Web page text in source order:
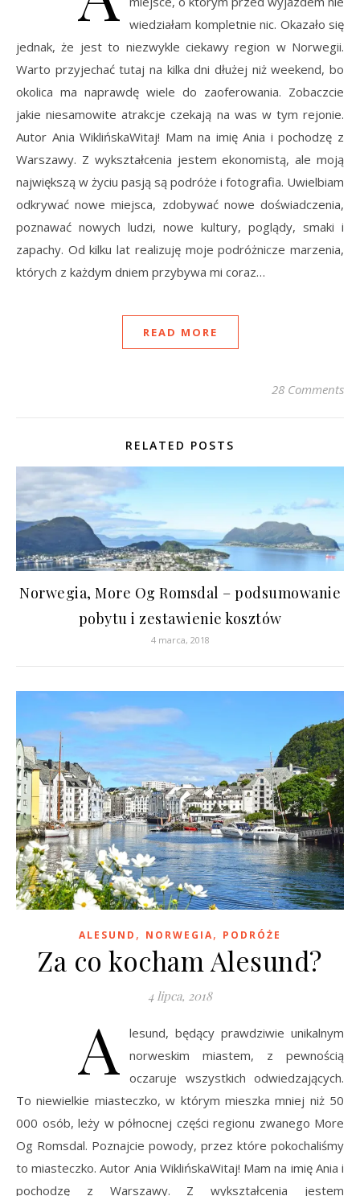
wiedziałam kompletnie nic. Okazało się
jednak, że jest to niezwykle ciekawy region w Norwegii.
Warto przyjechać tutaj na kilka dni dłużej niż weekend, bo
okolica ma naprawdę wiele do zaoferowania. Zobaczcie
jakie niesamowite atrakcje czekają na was w tym rejonie.
Autor Ania WiklińskaWitaj! Mam na imię Ania i pochodzę z
Warszawy. Z wykształcenia jestem ekonomistą, ale moją
największą w życiu pasją są podróże i fotografia. Uwielbiam
odkrywać nowe miejsca, zdobywać nowe doświadczenia,
poznawać nowych ludzi, nowe kultury, poglądy, smaki i
zapachy. Od kilku lat realizuję moje podróżnicze marzenia,
których z każdym dniem przybywa mi coraz…
READ MORE
28 Comments
RELATED POSTS
Norwegia, More Og Romsdal – podsumowanie
pobytu i zestawienie kosztów
4 marca, 2018
ALESUND , NORWEGIA, PODRÓŻE
Za co kocham Alesund?
4 lipca, 2018
A
lesund, będący prawdziwie unikalnym
norweskim miastem, z pewnością
oczaruje wszystkich odwiedzających.
To niewielkie miasteczko, w którym mieszka mniej niż 50
000 osób, leży w północnej części regionu zwanego More
Og Romsdal. Poznajcie powody, przez które pokochaliśmy
to miasteczko. Autor Ania WiklińskaWitaj! Mam na imię Ania i
pochodzę z Warszawy. Z wykształcenia jestem